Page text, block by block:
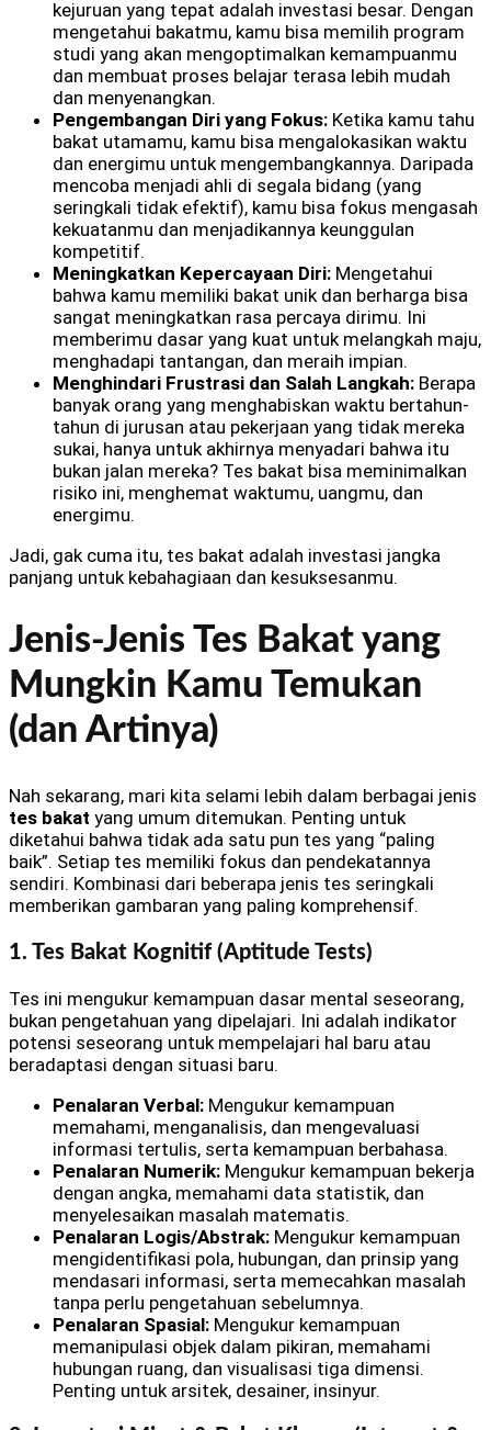
kejuruan yang tepat adalah investasi besar. Dengan
mengetahui bakatmu, kamu bisa memilih program
studi yang akan mengoptimalkan kemampuanmu
dan membuat proses belajar terasa lebih mudah
dan menyenangkan.
Pengembangan Diri yang Fokus: Ketika kamu tahu
bakat utamamu, kamu bisa mengalokasikan waktu
dan energimu untuk mengembangkannya. Daripada
mencoba menjadi ahli di segala bidang (yang
seringkali tidak efektif), kamu bisa fokus mengasah
kekuatanmu dan menjadikannya keunggulan
kompetitif.
Meningkatkan Kepercayaan Diri: Mengetahui
bahwa kamu memiliki bakat unik dan berharga bisa
sangat meningkatkan rasa percaya dirimu. Ini
memberimu dasar yang kuat untuk melangkah maju,
menghadapi tantangan, dan meraih impian.
Menghindari Frustrasi dan Salah Langkah: Berapa
banyak orang yang menghabiskan waktu bertahun-
tahun di jurusan atau pekerjaan yang tidak mereka
sukai, hanya untuk akhirnya menyadari bahwa itu
bukan jalan mereka? Tes bakat bisa meminimalkan
risiko ini, menghemat waktumu, uangmu, dan
energimu.
Jadi, gak cuma itu, tes bakat adalah investasi jangka
panjang untuk kebahagiaan dan kesuksesanmu.
Jenis-Jenis Tes Bakat yang
Mungkin Kamu Temukan
(dan Artinya)
Nah sekarang, mari kita selami lebih dalam berbagai jenis
tes bakat yang umum ditemukan. Penting untuk
diketahui bahwa tidak ada satu pun tes yang “paling
baik”. Setiap tes memiliki fokus dan pendekatannya
sendiri. Kombinasi dari beberapa jenis tes seringkali
memberikan gambaran yang paling komprehensif.
1. Tes Bakat Kognitif (Aptitude Tests)
Tes ini mengukur kemampuan dasar mental seseorang,
bukan pengetahuan yang dipelajari. Ini adalah indikator
potensi seseorang untuk mempelajari hal baru atau
beradaptasi dengan situasi baru.
Penalaran Verbal: Mengukur kemampuan
memahami, menganalisis, dan mengevaluasi
informasi tertulis, serta kemampuan berbahasa.
Penalaran Numerik: Mengukur kemampuan bekerja
dengan angka, memahami data statistik, dan
menyelesaikan masalah matematis.
Penalaran Logis/Abstrak: Mengukur kemampuan
mengidentifikasi pola, hubungan, dan prinsip yang
mendasari informasi, serta memecahkan masalah
tanpa perlu pengetahuan sebelumnya.
Penalaran Spasial: Mengukur kemampuan
memanipulasi objek dalam pikiran, memahami
hubungan ruang, dan visualisasi tiga dimensi.
Penting untuk arsitek, desainer, insinyur.